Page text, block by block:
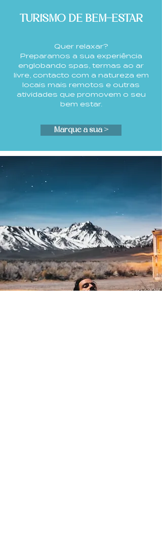
TURISMO DE BEM-ESTAR
Quer relaxar?
Preparamos a sua experiência
englobando spas, termas ao ar
livre, contacto com a natureza em
locais mais remotos e outras
atividades que promovem o seu
bem estar.
Marque a sua >